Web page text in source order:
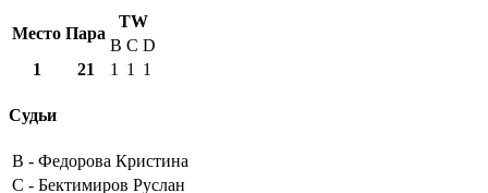
Место Пара
TW
B C D
1
21 1 1 1
Судьи
B - Федорова Кристина
C - Бектимиров Руслан